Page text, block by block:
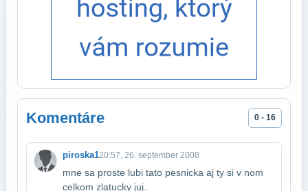
Komentáre 0 - 16
piroska120:57, 26. september 2008
mne sa proste lubi tato pesnicka aj ty si v nom
celkom zlatucky juj..